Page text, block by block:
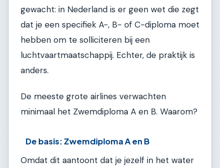
gewacht: in Nederland is er geen wet die zegt
dat je een specifiek A-, B- of C-diploma moet
hebben om te solliciteren bij een
luchtvaartmaatschappij. Echter, de praktijk is
anders.
De meeste grote airlines verwachten
minimaal het Zwemdiploma A en B. Waarom?
De basis: Zwemdiploma A en B
Omdat dit aantoont dat je jezelf in het water